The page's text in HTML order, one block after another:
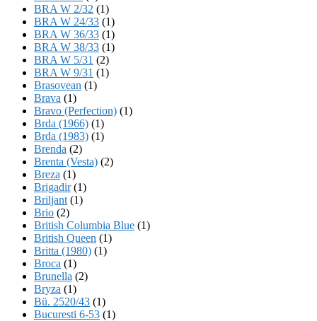
BRA W 2/32 (1)
BRA W 24/33 (1)
BRA W 36/33 (1)
BRA W 38/33 (1)
BRA W 5/31 (2)
BRA W 9/31 (1)
Brasovean (1)
Brava (1)
Bravo (Perfection) (1)
Brda (1966) (1)
Brda (1983) (1)
Brenda (2)
Brenta (Vesta) (2)
Breza (1)
Brigadir(1)
Briljant (1)
Brio (2)
British Columbia Blue (1)
British Queen (1)
Britta (1980) (1)
Broca (1)
Brunella (2)
Bryza (1)
Bü. 2520/43 (1)
Bucuresti 6-53 (1)